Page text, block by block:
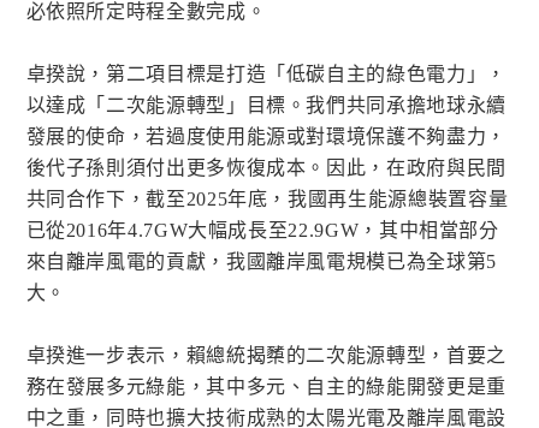
必依照所定時程全數完成。
卓揆說，第二項目標是打造「低碳自主的綠色電力」，
以達成「二次能源轉型」目標。我們共同承擔地球永續
發展的使命，若過度使用能源或對環境保護不夠盡力，
後代子孫則須付出更多恢復成本。因此，在政府與民間
共同合作下，截至2025年底，我國再生能源總裝置容量
已從2016年4.7GW大幅成長至22.9GW，其中相當部分
來自離岸風電的貢獻，我國離岸風電規模已為全球第5
大。
卓揆進一步表示，賴總統揭櫫的二次能源轉型，首要之
務在發展多元綠能，其中多元、自主的綠能開發更是重
中之重，同時也擴大技術成熟的太陽光電及離岸風電設